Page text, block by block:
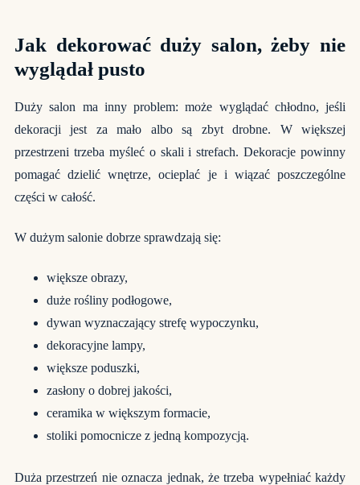
Jak dekorować duży salon, żeby nie
wyglądał pusto
Duży salon ma inny problem: może wyglądać chłodno, jeśli
dekoracji jest za mało albo są zbyt drobne. W większej
przestrzeni trzeba myśleć o skali i strefach. Dekoracje powinny
pomagać dzielić wnętrze, ocieplać je i wiązać poszczególne
części w całość.
W dużym salonie dobrze sprawdzają się:
większe obrazy,
duże rośliny podłogowe,
dywan wyznaczający strefę wypoczynku,
dekoracyjne lampy,
większe poduszki,
zasłony o dobrej jakości,
ceramika w większym formacie,
stoliki pomocnicze z jedną kompozycją.
Duża przestrzeń nie oznacza jednak, że trzeba wypełniać każdy